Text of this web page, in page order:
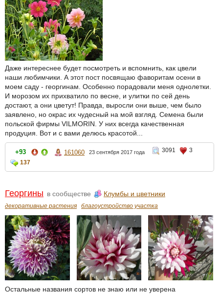
Даже интереснее будет посмотреть и вспомнить, как цвели
наши любимчики. А этот пост посвящаю фаворитам осени в
моем саду - георгинам. Особенно порадовали меня однолетки.
И морозом их прихватило по весне, и улитки по сей день
достают, а они цветут! Правда, выросли они выше, чем было
заявлено, но окрас их чудесный на мой взгляд. Семена были
польской фирмы VILMORIN. У них всегда качественная
продуция. Вот и с вами делюсь красотой...
+93 161060 23 сентября 2017 года 3091
3
137
Георгины в сообществе Клумбы и цветники
декоративные растения благоустройство участка
Остальные названия сортов не знаю или не уверена